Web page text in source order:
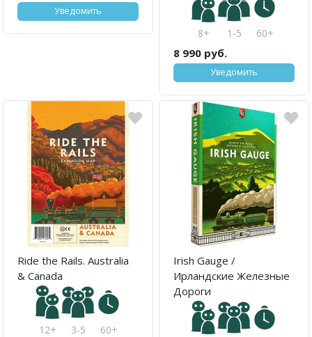
Уведомить
8+ 1-5 60+
8 990 руб.
Уведомить
Ride the Rails. Australia
& Canada
12+ 3-5 60+
Irish Gauge /
Ирландские Железные
Дороги